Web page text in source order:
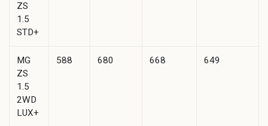
ZS
1.5
STD+
MG
ZS
1.5
2WD
LUX+
588 680 668 649